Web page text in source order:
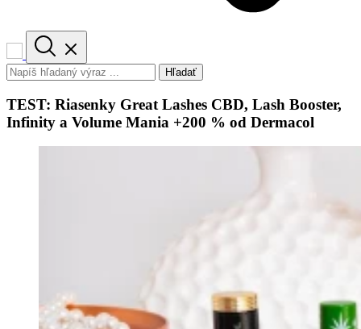
Hľadať
TEST: Riasenky Great Lashes CBD, Lash Booster,
Infinity a Volume Mania +200 % od Dermacol